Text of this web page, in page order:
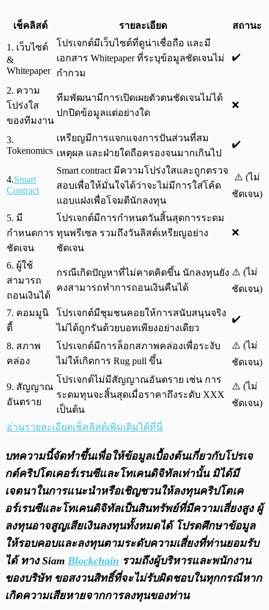
เช็คลิสต์ รายละเอียด สถานะ
1. เว็บไซต์
&
Whitepaper
โปรเจกต์มีเว็บไซต์ที่ดูน่าเชื่อถือ และมี
เอกสาร Whitepaper ที่ระบุข้อมูลชัดเจนไม่
กำกวม
✔️
2. ความ
โปร่งใส
ของทีมงาน
ทีมพัฒนามีการเปิดเผยตัวตนชัดเจนไม่ได้
ปกปิดข้อมูลแต่อย่างใด
❌
3.
Tokenomics
เหรียญมีการแจกแจงการปันส่วนที่สม
เหตุผล และฝ่ายใดถือครองจนมากเกินไป
✔️
4.Smart
Contract
Smart contract มีความโปร่งใสและถูกตรวจ
สอบเพื่อให้มั่นใจได้ว่าจะไม่มีการใส่โค้ด
แอบแฝงเพื่อโจมตีนักลงทุน
⚠️ (ไม่
ชัดเจน)
5. มี
กำหนดการ
ชัดเจน
โปรเจกต์มีการกำหนดวันสิ้นสุดการระดม
ทุนพรีเซล รวมถึงวันลิสต์เหรียญอย่าง
ชัดเจน
❌
6. ผู้ใช้
สามารถ
ถอนเงินได้
กรณีเกิดปัญหาที่ไม่คาดคิดขึ้น นักลงทุนยัง
คงสามารถทำการถอนเงินคืนได้
⚠️ (ไม่
ชัดเจน)
7. คอมมูนิ
ตี้
โปรเจกต์มีชุมชนคอยให้การสนับสนุนจริง
ไม่ได้ถูกรันด้วยบอทเพียงอย่างเดียว
✔️
8. สภาพ
คล่อง
โปรเจกต์มีการล็อกสภาพคล่องเพื่อระงับ
ไม่ให้เกิดการ Rug pull ขึ้น
⚠️ (ไม่
ชัดเจน)
9. สัญญาณ
อันตราย
โปรเจกต์ไม่มีสัญญาณอันตราย เช่น การ
ระดมทุนจะสิ้นสุดเมื่อราคาถึงระดับ XXX
เป็นต้น
⚠️ (ไม่
ชัดเจน)
อ่านรายละเอียดเช็คลิสต์เพิ่มเติมได้ที่นี่
บทความนี้จัดทำขึ้นเพื่อให้ข้อมูลเบื้องต้นเกี่ยวกับโปรเจ
กต์คริปโตเคอร์เรนซีและโทเคนดิจิทัลเท่านั้น มิได้มี
เจตนาในการแนะนำหรือเชิญชวนให้ลงทุนคริปโตเค
อร์เรนซีและโทเคนดิจิทัลเป็นสินทรัพย์ที่มีความเสี่ยงสูง ผู้
ลงทุนอาจสูญเสียเงินลงทุนทั้งหมดได้ โปรดศึกษาข้อมูล
ให้รอบคอบและลงทุนตามระดับความเสี่ยงที่ท่านยอมรับ
ได้ ทาง Siam Blockchain รวมถึงผู้บริหารและพนักงาน
ของบริษัท ขอสงวนสิทธิ์ที่จะไม่รับผิดชอบในทุกกรณีหาก
เกิดความเสียหายจากการลงทุนของท่าน